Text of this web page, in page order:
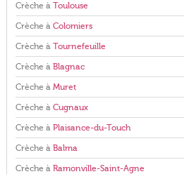
Crèche à Toulouse
Crèche à Colomiers
Crèche à Tournefeuille
Crèche à Blagnac
Crèche à Muret
Crèche à Cugnaux
Crèche à Plaisance-du-Touch
Crèche à Balma
Crèche à Ramonville-Saint-Agne